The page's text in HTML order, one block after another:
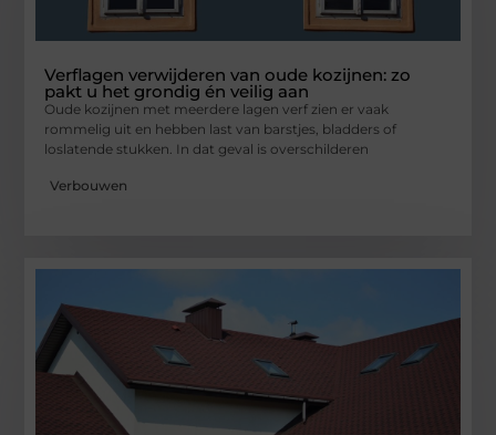
Verflagen verwijderen van oude kozijnen: zo
pakt u het grondig én veilig aan
Oude kozijnen met meerdere lagen verf zien er vaak
rommelig uit en hebben last van barstjes, bladders of
loslatende stukken. In dat geval is overschilderen
Verbouwen